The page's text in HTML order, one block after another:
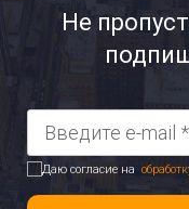
Не
Даю согласие на